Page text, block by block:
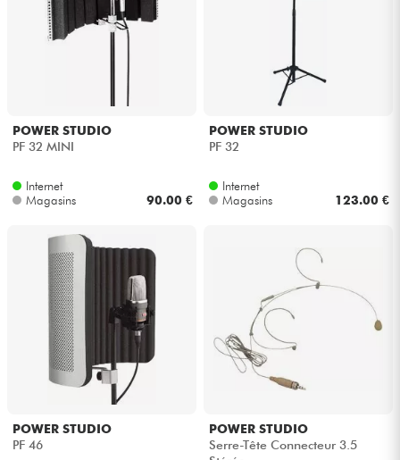
POWER STUDIO
PF 32 MINI
Internet
Magasins
90.00 €
POWER STUDIO
PF 32
Internet
Magasins
123.00 €
POWER STUDIO
PF 46
POWER STUDIO
Serre-Tête Connecteur 3.5